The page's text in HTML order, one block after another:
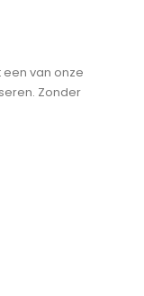
van onze
Zonder